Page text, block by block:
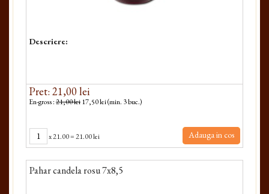
Descriere:
Pret: 21,00 lei
En-gross :21,00 lei17,50 lei (min. 3 buc.)
x21.00=21.00 lei Adauga in cos
Pahar candela rosu 7x8,5